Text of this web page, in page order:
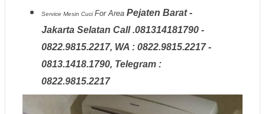
Service Mesin CuciFor Area Pejaten Barat -
Jakarta Selatan Call .081314181790 -
0822.9815.2217, WA : 0822.9815.2217 -
0813.1418.1790, Telegram :
0822.9815.2217